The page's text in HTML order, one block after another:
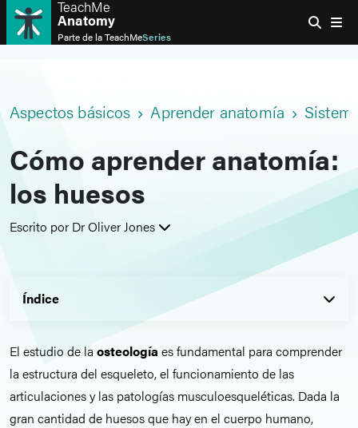
TeachMe
Anatomy
Parte de laTeachMeSeries
Aspectos básicos Aprender anatomía
Cómo aprender anatomía:
los huesos
Escrito por Dr Oliver Jones
Índice
El estudio de la osteología es fundamental para comprender
la estructura del esqueleto, el funcionamiento de las
articulaciones y las patologías musculoesqueléticas. Dada la
gran cantidad de huesos que hay en el cuerpo humano,